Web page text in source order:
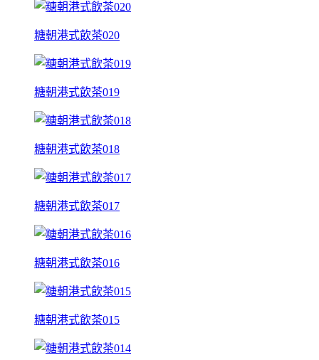
糖朝港式飲茶020
糖朝港式飲茶019
糖朝港式飲茶018
糖朝港式飲茶017
糖朝港式飲茶016
糖朝港式飲茶015